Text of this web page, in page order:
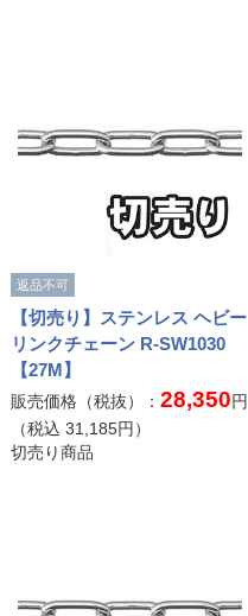
返品不可
【切売り】ステンレス ヘビー
リンクチェーン R-SW1030
【27M】
販売価格（税抜）： 28,350円
（税込 31,185円）
切売り商品